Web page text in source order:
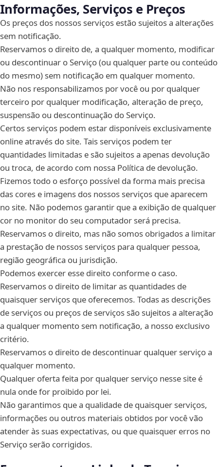
Informações, Serviços e Preços
Os preços dos nossos serviços estão sujeitos a alterações
sem notificação.
Reservamos o direito de, a qualquer momento, modificar
ou descontinuar o Serviço (ou qualquer parte ou conteúdo
do mesmo) sem notificação em qualquer momento.
Não nos responsabilizamos por você ou por qualquer
terceiro por qualquer modificação, alteração de preço,
suspensão ou descontinuação do Serviço.
Certos serviços podem estar disponíveis exclusivamente
online através do site. Tais serviços podem ter
quantidades limitadas e são sujeitos a apenas devolução
ou troca, de acordo com nossa Política de devolução.
Fizemos todo o esforço possível da forma mais precisa
das cores e imagens dos nossos serviços que aparecem
no site. Não podemos garantir que a exibição de qualquer
cor no monitor do seu computador será precisa.
Reservamos o direito, mas não somos obrigados a limitar
a prestação de nossos serviços para qualquer pessoa,
região geográfica ou jurisdição.
Podemos exercer esse direito conforme o caso.
Reservamos o direito de limitar as quantidades de
quaisquer serviços que oferecemos. Todas as descrições
de serviços ou preços de serviços são sujeitos a alteração
a qualquer momento sem notificação, a nosso exclusivo
critério.
Reservamos o direito de descontinuar qualquer serviço a
qualquer momento.
Qualquer oferta feita por qualquer serviço nesse site é
nula onde for proibido por lei.
Não garantimos que a qualidade de quaisquer serviços,
informações ou outros materiais obtidos por você vão
atender às suas expectativas, ou que quaisquer erros no
Serviço serão corrigidos.